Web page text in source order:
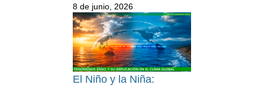
8 de junio, 2026
El Niño y la Niña: